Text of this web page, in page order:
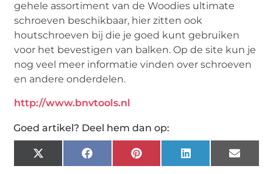
gehele assortiment van de Woodies ultimate
schroeven beschikbaar, hier zitten ook
houtschroeven bij die je goed kunt gebruiken
voor het bevestigen van balken. Op de site kun je
nog veel meer informatie vinden over schroeven
en andere onderdelen.
http://www.bnvtools.nl
Goed artikel? Deel hem dan op:
X
(Twitter)
FacebookPinterestLinkedIn Email